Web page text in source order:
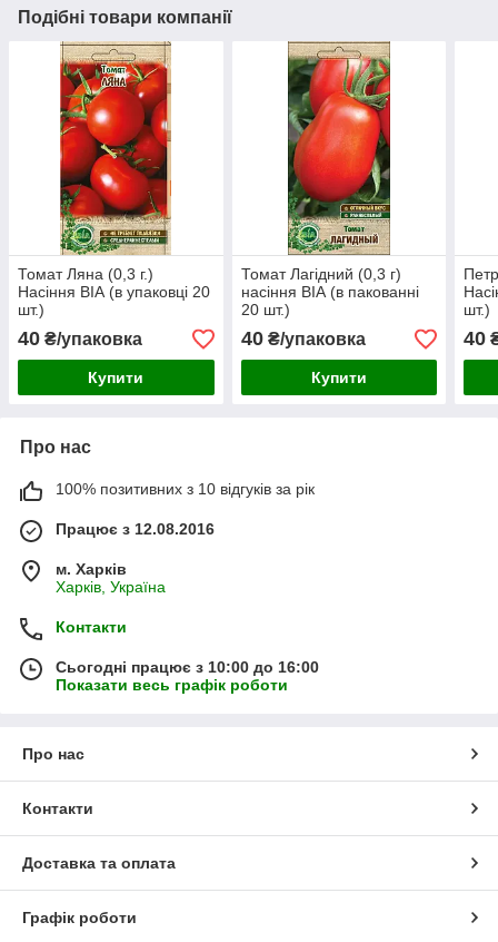
Подібні товари компанії
Томат Ляна (0,3 г.)
Насіння ВІА (в упаковці 20
шт.)
40 ₴/упаковка
Купити
Томат Лагідний (0,3 г)
насіння ВІА (в пакованні
20 шт.)
40₴/упаковка
Купити
шт.)
40
Про нас
100% позитивних з 10 відгуків за рік
Працює з 12.08.2016
м. Харків
Харків, Україна
Контакти
Сьогодні працює з 10:00 до 16:00
Показати весь графік роботи
Про нас
Контакти
Доставка та оплата
Графік роботи